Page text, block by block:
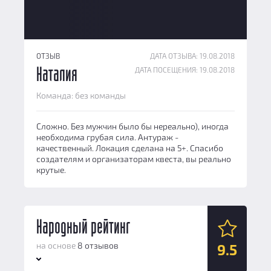
ОТЗЫВ
ДАТА ОТЗЫВА: 19.08.2018
ДАТА ПОСЕЩЕНИЯ: 19.08.2018
Наталия
Команда: без команды
Сложно. Без мужчин было бы нереально), иногда
необходима грубая сила. Антураж -
качественный. Локация сделана на 5+. Спасибо
создателям и организаторам квеста, вы реально
крутые.
Народный рейтинг
на основе 8 отзывов 9.5